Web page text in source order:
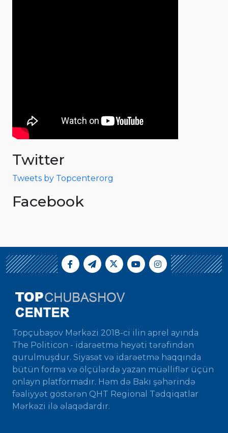
Twitter
Tweets by Topcenterorg
Facebook
Topçubaşov Mərkəzi 2018-ci ilin aprel ayında
The Politicon - idarəetmə heyəti tərəfindən
qurulmuşdur. Siyasət və idarəetmə haqqında
bütün forma və ölçülərdə yazan müəlliflər üçün
onlayn platformadır. Həm də Bakı şəhərində
fəaliyyət göstərən QHT Regional Tədqiqatlar
Mərkəzi ilə əlaqədardır.